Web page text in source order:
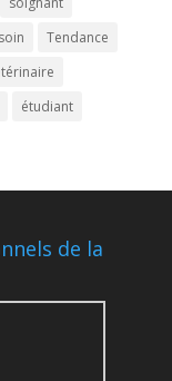
Tendance
étudiant
de la